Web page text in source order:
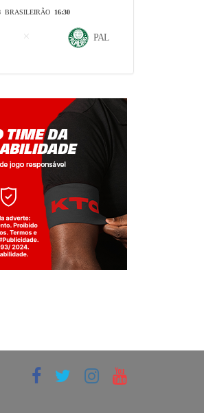
BRASILEIRÃO 16:30
PAL
18+